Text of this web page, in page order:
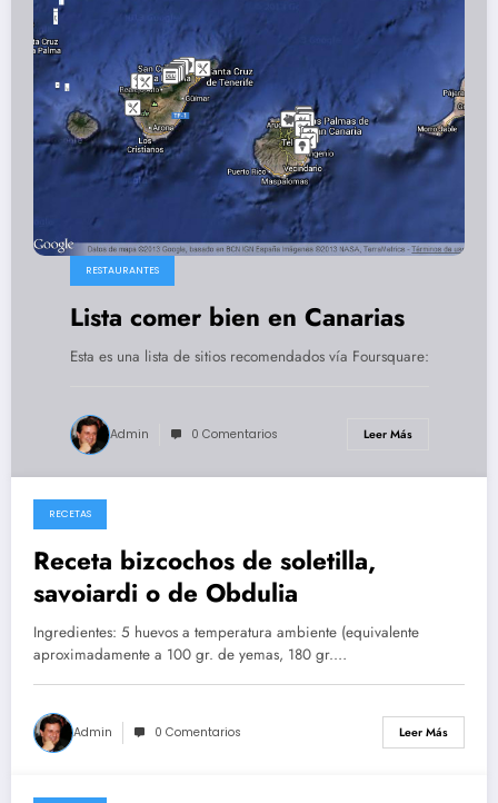
RESTAURANTES
Lista comer bien en Canarias
Esta es una lista de sitios recomendados vía Foursquare:
Admin 0 Comentarios Leer Más
26/05/2026
RECETAS
Receta bizcochos de soletilla,
savoiardi o de Obdulia
Ingredientes: 5 huevos a temperatura ambiente (equivalente
aproximadamente a 100 gr. de yemas, 180 gr.…
Admin 0 Comentarios Leer Más